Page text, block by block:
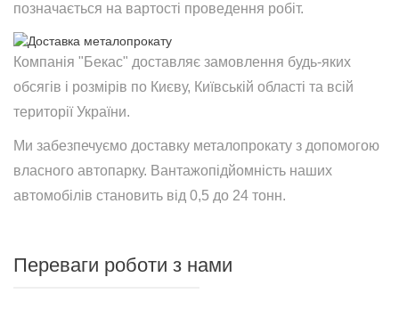
позначається на вартості проведення робіт.
Компанія "Бекас" доставляє замовлення будь-яких
обсягів і розмірів по Києву, Київській області та всій
території України.
Ми забезпечуємо доставку металопрокату з допомогою
власного автопарку. Вантажопідйомність наших
автомобілів становить від 0,5 до 24 тонн.
Переваги роботи з нами